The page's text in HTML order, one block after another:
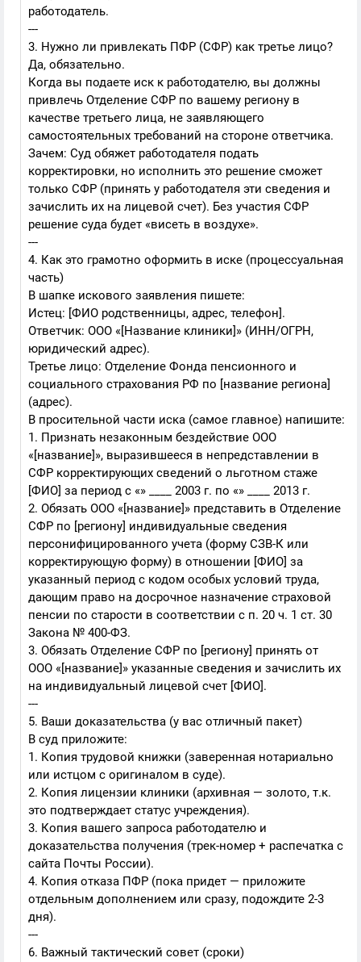
работодатель.
---
3. Нужно ли привлекать ПФР (СФР) как третье лицо?
Да, обязательно.
Когда вы подаете иск к работодателю, вы должны
привлечь Отделение СФР по вашему региону в
качестве третьего лица, не заявляющего
самостоятельных требований на стороне ответчика.
Зачем: Суд обяжет работодателя подать
корректировки, но исполнить это решение сможет
только СФР (принять у работодателя эти сведения и
зачислить их на лицевой счет). Без участия СФР
решение суда будет «висеть в воздухе».
---
4. Как это грамотно оформить в иске (процессуальная
часть)
В шапке искового заявления пишете:
Истец: [ФИО родственницы, адрес, телефон].
Ответчик: ООО «[Название клиники]» (ИНН/ОГРН,
юридический адрес).
Третье лицо: Отделение Фонда пенсионного и
социального страхования РФ по [название региона]
(адрес).
В просительной части иска (самое главное) напишите:
1. Признать незаконным бездействие ООО
«[название]», выразившееся в непредставлении в
СФР корректирующих сведений о льготном стаже
[ФИО] за период с «» ____ 2003 г. по «» ____ 2013 г.
2. Обязать ООО «[название]» представить в Отделение
СФР по [региону] индивидуальные сведения
персонифицированного учета (форму СЗВ-К или
корректирующую форму) в отношении [ФИО] за
указанный период с кодом особых условий труда,
дающим право на досрочное назначение страховой
пенсии по старости в соответствии с п. 20 ч. 1 ст. 30
Закона № 400-ФЗ.
3. Обязать Отделение СФР по [региону] принять от
ООО «[название]» указанные сведения и зачислить их
на индивидуальный лицевой счет [ФИО].
---
5. Ваши доказательства (у вас отличный пакет)
В суд приложите:
1. Копия трудовой книжки (заверенная нотариально
или истцом с оригиналом в суде).
2. Копия лицензии клиники (архивная — золото, т.к.
это подтверждает статус учреждения).
3. Копия вашего запроса работодателю и
доказательства получения (трек-номер + распечатка с
сайта Почты России).
4. Копия отказа ПФР (пока придет — приложите
отдельным дополнением или сразу, подождите 2-3
дня).
---
6. Важный тактический совет (сроки)